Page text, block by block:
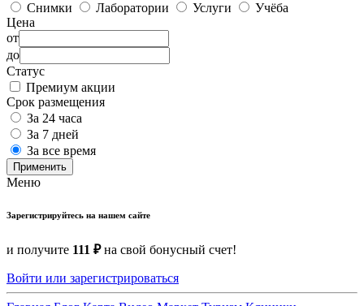
Снимки Лаборатории Услуги
Учёба
Цена
от
до
Статус
Премиум акции
Срок размещения
За 24 часа
За 7 дней
За все время
Применить
Меню
Зарегистрируйтесь на нашем сайте
и получите 111 ₽на свой бонусный счет!
Войти или зарегистрироваться